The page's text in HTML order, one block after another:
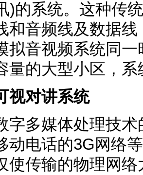
)的系统。这种传
和音频线及数据
拟音视频系统同
量的大型小区，
视对讲系统
多媒体处理技术
动电话的3G网络
使传输的物理网